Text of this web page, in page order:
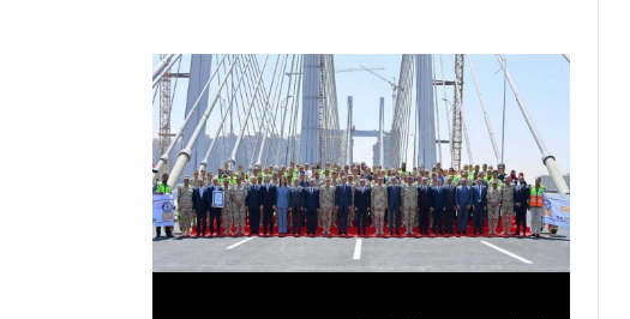
الرئيس عبد الفتاح السيسي يفتتح محور روض
الفرج وكوبري تحيا مصر